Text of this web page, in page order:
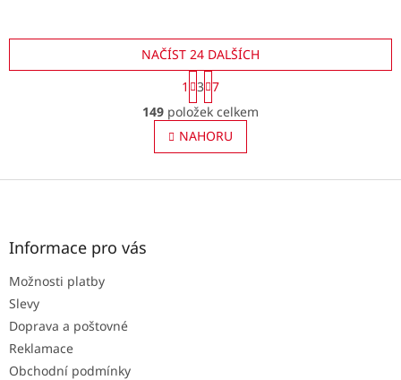
O
v
l
á
a
NAČÍST 24 DALŠÍCH
S
t
r
á
n
k
v
1 3 7
149 položek celkem
NAHORU
Z
Informace pro vás
Možnosti platby
Slevy
Doprava a poštovné
Reklamace
Obchodní podmínky